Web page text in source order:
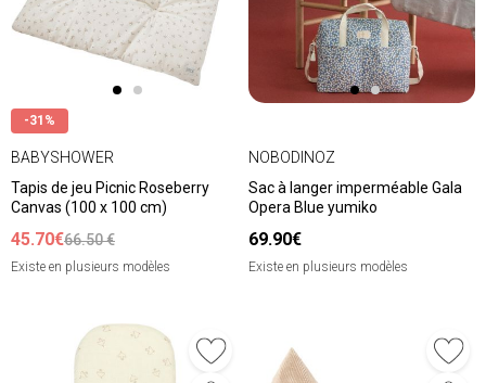
-31%
BABYSHOWER
Tapis de jeu Picnic Roseberry
Canvas (100 x 100 cm)
45.70€66.50 €
Existe en plusieurs modèles
NOBODINOZ
Sac à langer imperméable Gala
Opera Blue yumiko
69.90€
Existe en plusieurs modèles